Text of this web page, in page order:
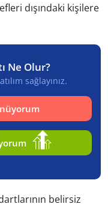
dışındaki kişilere
Ne Olur?
sağlayınız.
belirsiz